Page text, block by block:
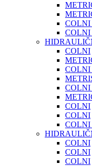
COLNI
COLNI
COLNI
COLNI
COLNI
COLNI
COLNI
COLNI
COLNI
COLNI